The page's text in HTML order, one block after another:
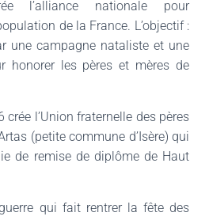
l’alliance nationale pour
de la France. L’objectif :
une campagne nataliste et une
honorer les pères et mères de
crée l’Union fraternelle des pères
(petite commune d’Isère) qui
de remise de diplôme de Haut
qui fait rentrer la fête des